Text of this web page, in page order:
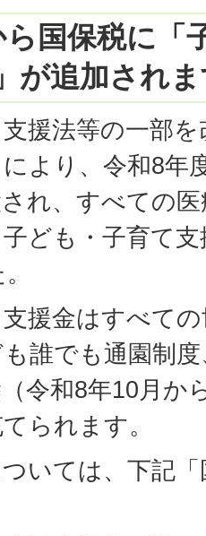
国保税に「
が追加され
援法等の一部
より、令和8年
れ、すべての
子ども・子育て
援金はすべて
誰でも通園制
令和8年10月か
られます。
いては、下記